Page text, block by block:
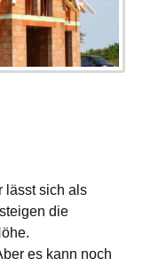
lässt sich als
die
es kann noch